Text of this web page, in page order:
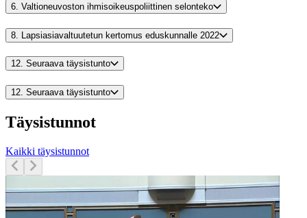
6. Valtioneuvoston ihmisoikeuspoliittinen selonteko
8. Lapsiasiavaltuutetun kertomus eduskunnalle 2022
12. Seuraava täysistunto
12. Seuraava täysistunto
Täysistunnot
Kaikki täysistunnot